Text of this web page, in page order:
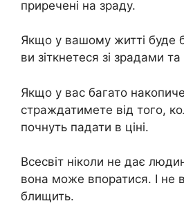
приречені на зраду.
Якщо у вашому житті буде
ви зіткнетеся зі зрадами
Якщо у вас багато
страждатимете від того,
почнуть падати в ціні.
Всесвіт ніколи не дає
вона може впоратися. І не
блищить.